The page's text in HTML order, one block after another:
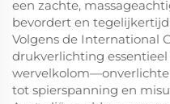
een zachte,
bevordert en
Volgens de International
drukverlichting
tot spierspanning en